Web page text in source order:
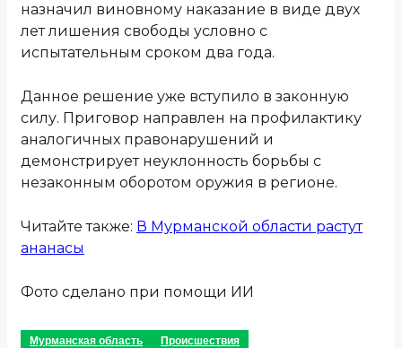
назначил виновному наказание в виде двух
лет лишения свободы условно с
испытательным сроком два года.
Данное решение уже вступило в законную
силу. Приговор направлен на профилактику
аналогичных правонарушений и
демонстрирует неуклонность борьбы с
незаконным оборотом оружия в регионе.
Читайте также: В Мурманской области растут
ананасы
Фото сделано при помощи ИИ
Мурманская область Происшествия